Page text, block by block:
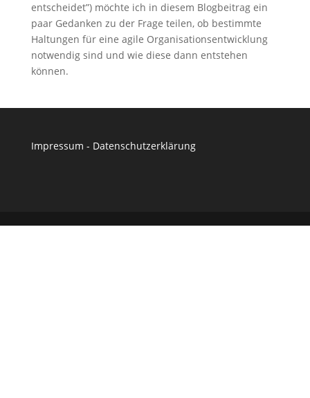
entscheidet”) möchte ich in diesem Blogbeitrag ein
paar Gedanken zu der Frage teilen, ob bestimmte
Haltungen für eine agile Organisationsentwicklung
notwendig sind und wie diese dann entstehen
können.
Impressum - Datenschutzerklärung